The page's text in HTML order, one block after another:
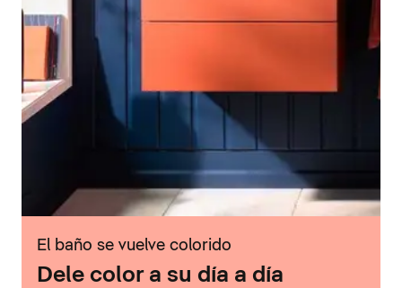
El baño se vuelve colorido
Dele color a su día a día